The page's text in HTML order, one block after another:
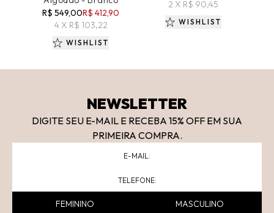
R$ 549,00R$ 412,90
4 X R$ 103,22
WISHLIST
2 X R$ 90,45
WISHLIST
NEWSLETTER
DIGITE SEU E-MAIL E RECEBA 15% OFF EM SUA
PRIMEIRA COMPRA.
FEMININO MASCULINO